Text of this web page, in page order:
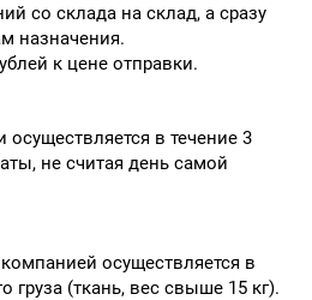
со склада на склад, а сразу
назначения.
к цене отправки.
в течение 3
не считая день самой
осуществляется в
груза (ткань, вес свыше 15 кг).